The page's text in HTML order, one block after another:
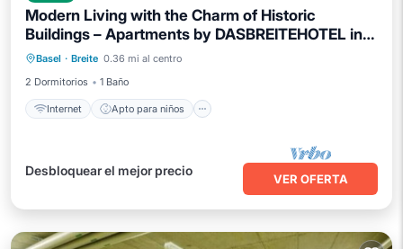
Modern Living with the Charm of Historic
Buildings – Apartments by DASBREITEHOTEL in
Basel
Basel · Breite 0.36 mi al centro
2 Dormitorios
1 Baño
Internet Apto para niños
Internet Apto para niños
Lavandería
Ropa de cama
Desbloquear el mejor precio
VER OFERTA